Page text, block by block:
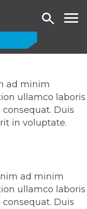
Ricerca
ad minim
ullamco laboris
Duis
in voluptate.
ad minim
ullamco laboris
Duis